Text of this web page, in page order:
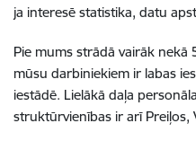
ja interesē statistika, datu
Pie mums strādā vairāk nekā
mūsu darbiniekiem ir labas
iestādē. Lielākā daļa
struktūrvienības ir arī Preiļos,